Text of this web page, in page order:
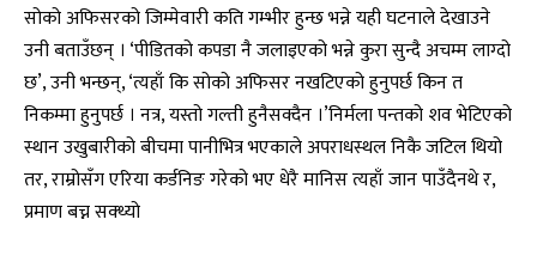
सोको अफिसरको जिम्मेवारी कति गम्भीर हुन्छ भन्ने यही घटनाले देखाउने
उनी बताउँछन् । ‘पीडितको कपडा नै जलाइएको भन्ने कुरा सुन्दै अचम्म लाग्दो
छ’, उनी भन्छन्, ‘त्यहाँ कि सोको अफिसर नखटिएको हुनुपर्छ किन त
निकम्मा हुनुपर्छ । नत्र, यस्तो गल्ती हुनैसक्दैन ।’निर्मला पन्तको शव भेटिएको
स्थान उखुबारीको बीचमा पानीभित्र भएकाले अपराधस्थल निकै जटिल थियो
तर, राम्रोसँग एरिया कर्डनिङ गरेको भए धेरै मानिस त्यहाँ जान पाउँदैनथे र,
प्रमाण बच्न सक्थ्यो